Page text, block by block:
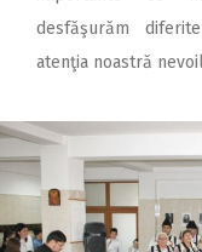
2009
desfăşurăm
atenţia noastră